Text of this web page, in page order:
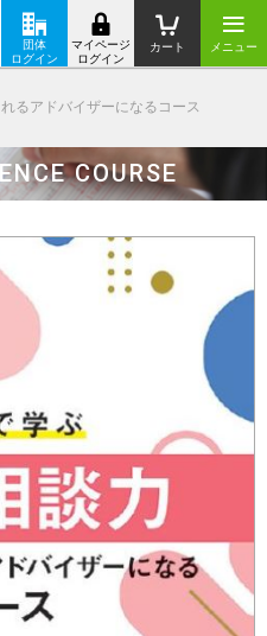
メニュー
カート
マイページ
ログイン
団体
ログイン
るアドバイザーになるコース
COURSE